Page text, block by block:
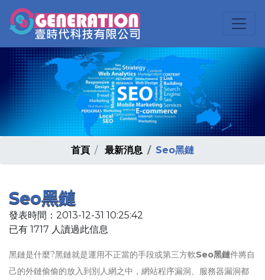
首頁 最新消息 Seo黑鏈
Seo黑鏈
發表時間：2013-12-31 10:25:42
已有 1717 人讀過此信息
黑鏈是什麼?黑鏈就是運用不正當的手段或第三方軟Seo黑鏈件將自
己的外鏈偷偷的放入到別人網之中，網站程序漏洞、服務器漏洞都